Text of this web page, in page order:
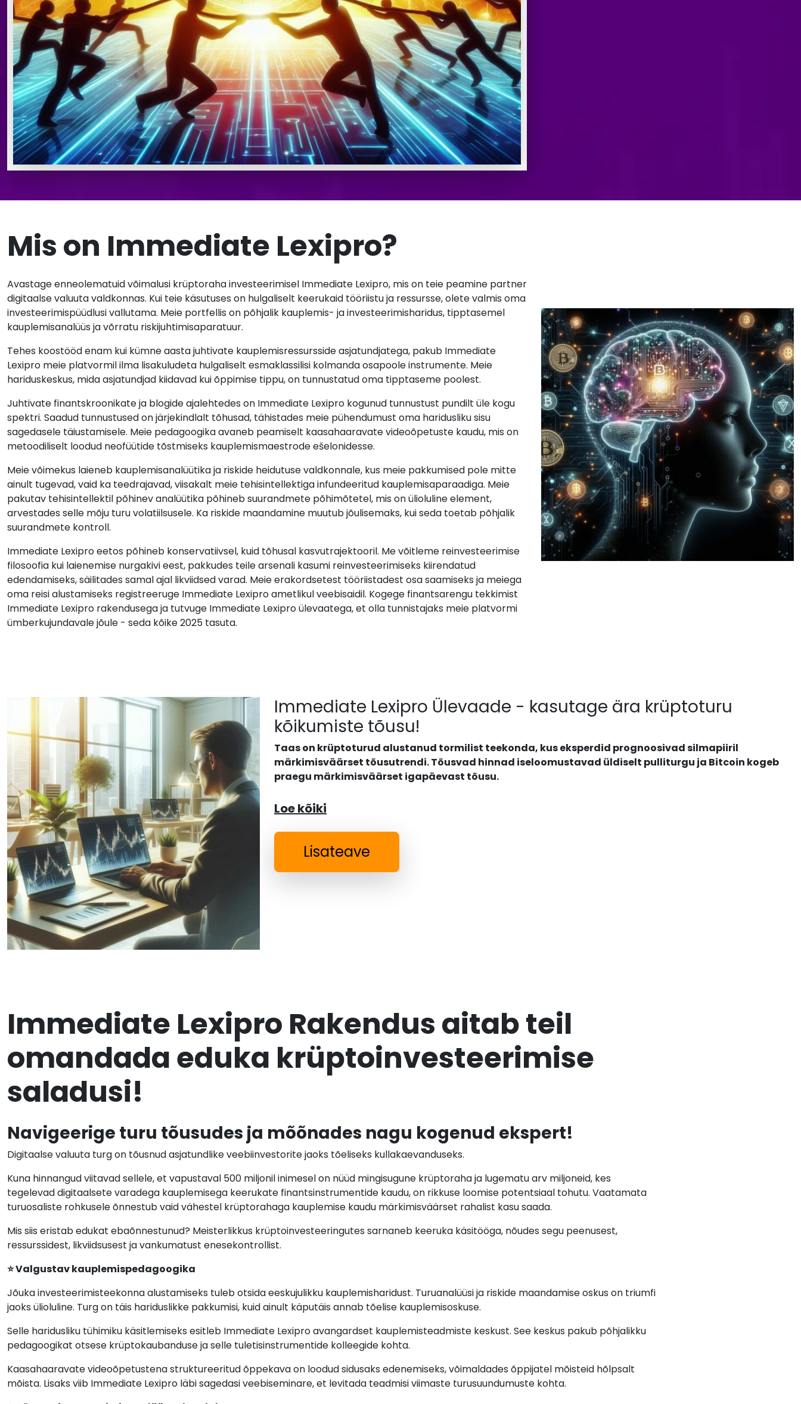
Mis on Immediate Lexipro?
Avastage enneolematuid võimalusi krüptoraha investeerimisel Immediate Lexipro, mis on teie peamine partner
digitaalse valuuta valdkonnas. Kui teie käsutuses on hulgaliselt keerukaid tööriistu ja ressursse, olete valmis oma
investeerimispüüdlusi vallutama. Meie portfellis on põhjalik kauplemis- ja investeerimisharidus, tipptasemel
kauplemisanalüüs ja võrratu riskijuhtimisaparatuur.
Tehes koostööd enam kui kümne aasta juhtivate kauplemisressursside asjatundjatega, pakub Immediate
Lexipro meie platvormil ilma lisakuludeta hulgaliselt esmaklassilisi kolmanda osapoole instrumente. Meie
hariduskeskus, mida asjatundjad kiidavad kui õppimise tippu, on tunnustatud oma tipptaseme poolest.
Juhtivate finantskroonikate ja blogide ajalehtedes on Immediate Lexipro kogunud tunnustust pundilt üle kogu
spektri. Saadud tunnustused on järjekindlalt tõhusad, tähistades meie pühendumust oma haridusliku sisu
sagedasele täiustamisele. Meie pedagoogika avaneb peamiselt kaasahaaravate videoõpetuste kaudu, mis on
metoodiliselt loodud neofüütide tõstmiseks kauplemismaestrode ešelonidesse.
Meie võimekus laieneb kauplemisanalüütika ja riskide heidutuse valdkonnale, kus meie pakkumised pole mitte
ainult tugevad, vaid ka teedrajavad, viisakalt meie tehisintellektiga infundeeritud kauplemisaparaadiga. Meie
pakutav tehisintellektil põhinev analüütika põhineb suurandmete põhimõtetel, mis on ülioluline element,
arvestades selle mõju turu volatiilsusele. Ka riskide maandamine muutub jõulisemaks, kui seda toetab põhjalik
suurandmete kontroll.
Immediate Lexipro eetos põhineb konservatiivsel, kuid tõhusal kasvutrajektooril. Me võitleme reinvesteerimise
filosoofia kui laienemise nurgakivi eest, pakkudes teile arsenali kasumi reinvesteerimiseks kiirendatud
edendamiseks, säilitades samal ajal likviidsed varad. Meie erakordsetest tööriistadest osa saamiseks ja meiega
oma reisi alustamiseks registreeruge Immediate Lexipro ametlikul veebisaidil. Kogege finantsarengu tekkimist
Immediate Lexipro rakendusega ja tutvuge Immediate Lexipro ülevaatega, et olla tunnistajaks meie platvormi
ümberkujundavale jõule - seda kõike 2025 tasuta.
Immediate Lexipro Ülevaade - kasutage ära krüptoturu
kõikumiste tõusu!
Taas on krüptoturud alustanud tormilist teekonda, kus eksperdid prognoosivad silmapiiril
märkimisväärset tõusutrendi. Tõusvad hinnad iseloomustavad üldiselt pulliturgu ja Bitcoin kogeb
praegu märkimisväärset igapäevast tõusu.
Loe kõiki
Lisateave
Immediate Lexipro Rakendus aitab teil
omandada eduka krüptoinvesteerimise
saladusi!
Navigeerige turu tõusudes ja mõõnades nagu kogenud ekspert!
Digitaalse valuuta turg on tõusnud asjatundlike veebiinvestorite jaoks tõeliseks kullakaevanduseks.
Kuna hinnangud viitavad sellele, et vapustaval 500 miljonil inimesel on nüüd mingisugune krüptoraha ja lugematu arv miljoneid, kes
tegelevad digitaalsete varadega kauplemisega keerukate finantsinstrumentide kaudu, on rikkuse loomise potentsiaal tohutu. Vaatamata
turuosaliste rohkusele õnnestub vaid vähestel krüptorahaga kauplemise kaudu märkimisväärset rahalist kasu saada.
Mis siis eristab edukat ebaõnnestunud? Meisterlikkus krüptoinvesteeringutes sarnaneb keeruka käsitööga, nõudes segu peenusest,
ressurssidest, likviidsusest ja vankumatust enesekontrollist.
⭐ Valgustav kauplemispedagoogika
Jõuka investeerimisteekonna alustamiseks tuleb otsida eeskujulikku kauplemisharidust. Turuanalüüsi ja riskide maandamise oskus on triumfi
jaoks ülioluline. Turg on täis hariduslikke pakkumisi, kuid ainult käputäis annab tõelise kauplemisoskuse.
Selle haridusliku tühimiku käsitlemiseks esitleb Immediate Lexipro avangardset kauplemisteadmiste keskust. See keskus pakub põhjalikku
pedagoogikat otsese krüptokaubanduse ja selle tuletisinstrumentide kolleegide kohta.
Kaasahaaravate videoõpetustena struktureeritud õppekava on loodud sidusaks edenemiseks, võimaldades õppijatel mõisteid hõlpsalt
mõista. Lisaks viib Immediate Lexipro läbi sagedasi veebiseminare, et levitada teadmisi viimaste turusuundumuste kohta.